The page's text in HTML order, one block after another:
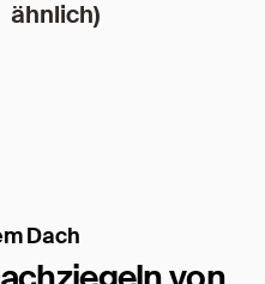
ähnlich)
Dach